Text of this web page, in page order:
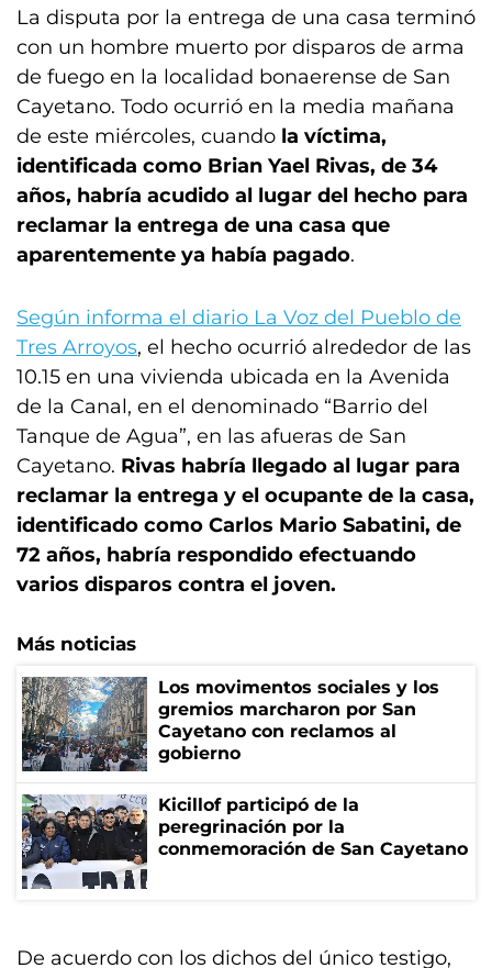
La disputa por la entrega de una casa terminó
con un hombre muerto por disparos de arma
de fuego en la localidad bonaerense de San
Cayetano. Todo ocurrió en la media mañana
de este miércoles, cuando la víctima,
identificada como Brian Yael Rivas, de 34
años, habría acudido al lugar del hecho para
reclamar la entrega de una casa que
aparentemente ya había pagado.
Según informa el diario La Voz del Pueblo de
Tres Arroyos, el hecho ocurrió alrededor de las
10.15 en una vivienda ubicada en la Avenida
de la Canal, en el denominado “Barrio del
Tanque de Agua”, en las afueras de San
Cayetano. Rivas habría llegado al lugar para
reclamar la entrega y el ocupante de la casa,
identificado como Carlos Mario Sabatini, de
72 años, habría respondido efectuando
varios disparos contra el joven.
Más noticias
Los movimentos sociales y los
gremios marcharon por San
Cayetano con reclamos al
gobierno
Kicillof participó de la
peregrinación por la
conmemoración de San Cayetano
De acuerdo con los dichos del único testigo,